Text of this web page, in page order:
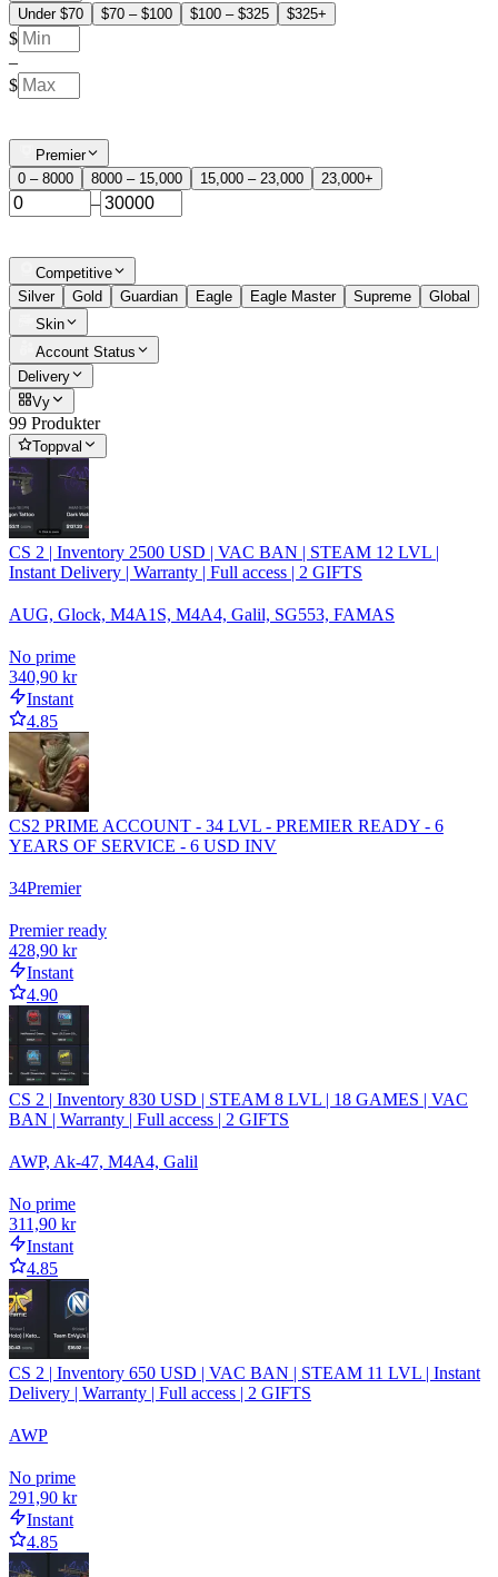
Under $70
$70 – $100 $100 – $325 $325+
$
–
$
Premier
0 – 8000
8000 – 15,000 15,000 – 23,000 23,000+
–
Competitive
Silver
Gold Guardian Eagle Eagle Master Supreme
Global
Skin
Account Status
Delivery
Vy
99 Produkter
Toppval
CS 2 | Inventory 2500 USD | VAC BAN | STEAM 12 LVL |
Instant Delivery | Warranty | Full access | 2 GIFTS
AUG, Glock, M4A1S, M4A4, Galil, SG553, FAMAS
No prime
340,90 kr
Instant
4.85
CS2 PRIME ACCOUNT - 34 LVL - PREMIER READY - 6
YEARS OF SERVICE - 6 USD INV
34Premier
Premier ready
428,90 kr
Instant
4.90
CS 2 | Inventory 830 USD | STEAM 8 LVL | 18 GAMES | VAC
BAN | Warranty | Full access | 2 GIFTS
AWP, Ak-47, M4A4, Galil
No prime
311,90 kr
Instant
4.85
CS 2 | Inventory 650 USD | VAC BAN | STEAM 11 LVL | Instant
Delivery | Warranty | Full access | 2 GIFTS
AWP
No prime
291,90 kr
Instant
4.85